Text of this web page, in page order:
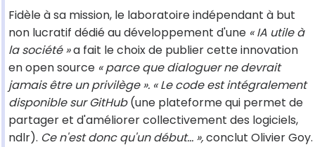
Fidèle à sa mission, le laboratoire indépendant à but
non lucratif dédié au développement d'une « IA utile à
la société »a fait le choix de publier cette innovation
en open source « parce que dialoguer ne devrait
jamais être un privilège ». « Le code est intégralement
disponible sur GitHub(une plateforme qui permet de
partager et d'améliorer collectivement des logiciels,
ndlr). Ce n'est donc qu'un début… »,conclut Olivier Goy.